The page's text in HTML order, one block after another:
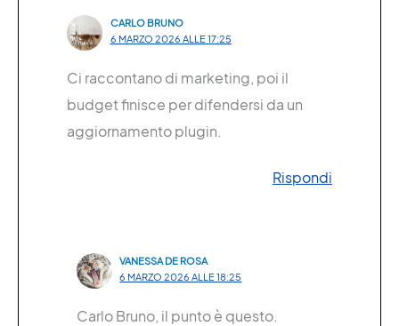
CARLO BRUNO
6 MARZO 2026 ALLE 17:25
Ci raccontano di marketing, poi il
budget finisce per difendersi da un
aggiornamento plugin.
Rispondi
VANESSA DE ROSA
6 MARZO 2026 ALLE 18:25
Carlo Bruno, il punto è questo.